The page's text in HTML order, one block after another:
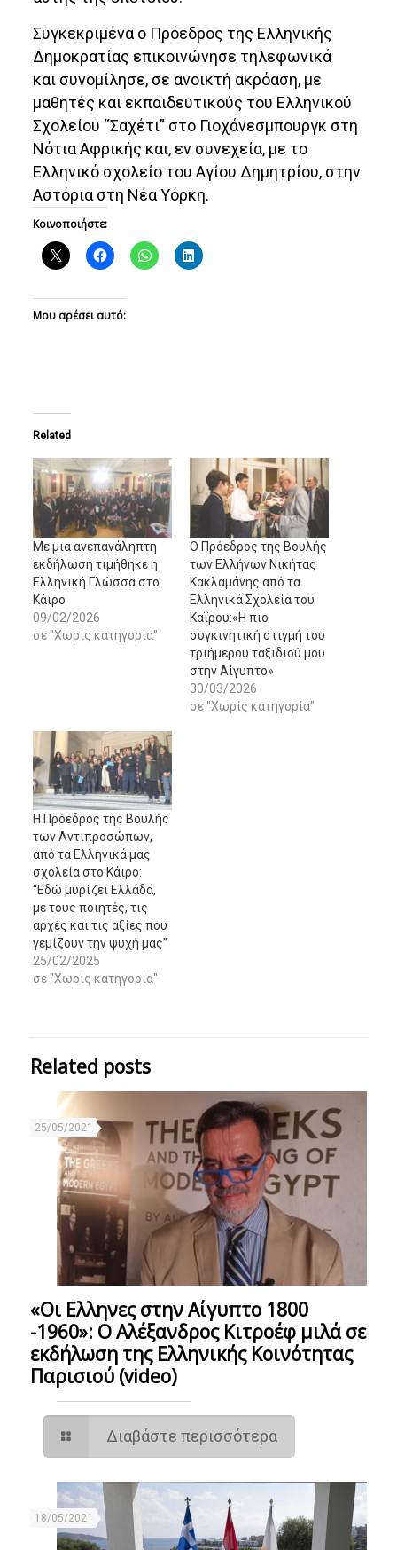
Συγκεκριμένα ο Πρόεδρος της Ελληνικής
Δημοκρατίας επικοινώνησε τηλεφωνικά
και συνομίλησε, σε ανοικτή ακρόαση, με
μαθητές και εκπαιδευτικούς του Ελληνικού
Σχολείου “Σαχέτι” στο Γιοχάνεσμπουργκ στη
Νότια Αφρικής και, εν συνεχεία, με το
Ελληνικό σχολείο του Αγίου Δημητρίου, στην
Αστόρια στη Νέα Υόρκη.
Κοινοποιήστε:
Μου αρέσει αυτό:
Related
Με μια ανεπανάληπτη
εκδήλωση τιμήθηκε η
Ελληνική Γλώσσα στο
Κάιρο
09/02/2026
σε "Χωρίς κατηγορία"
Ο Πρόεδρος της Βουλής
των Ελλήνων Νικήτας
Κακλαμάνης από τα
Ελληνικά Σχολεία του
Καΐρου:«Η πιο
συγκινητική στιγμή του
τριήμερου ταξιδιού μου
στην Αίγυπτο»
30/03/2026
σε "Χωρίς κατηγορία"
Η Πρόεδρος της Βουλής
των Αντιπροσώπων,
από τα Ελληνικά μας
σχολεία στο Κάιρο:
“Εδώ μυρίζει Ελλάδα,
με τους ποιητές, τις
αρχές και τις αξίες που
γεμίζουν την ψυχή μας”
25/02/2025
σε "Χωρίς κατηγορία"
Related posts
25/05/2021
«Οι Ελληνες στην Αίγυπτο 1800
-1960»: Ο Αλέξανδρος Κιτροέφ μιλά σε
εκδήλωση της Ελληνικής Κοινότητας
Παρισιού (video)
Διαβάστε περισσότερα
18/05/2021